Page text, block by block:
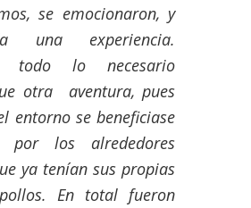
se emocionaron, y
una experiencia.
todo lo necesario
otra aventura, pues
entorno se beneficiase
por los alrededores
ya tenían sus propias
En total fueron